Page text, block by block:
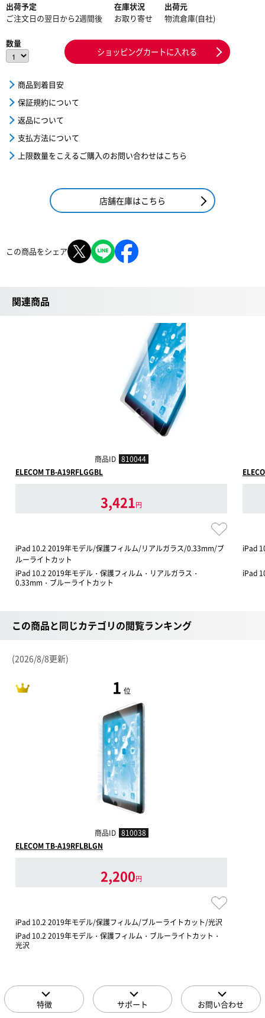
出荷予定
ご注文日の翌日から2週間後
在庫状況
お取り寄せ
出荷元
物流倉庫(自社)
数量
ショッピングカートに入れる
商品到着目安
保証規約について
返品について
支払方法について
上限数量をこえるご購入のお問い合わせはこちら
店舗在庫はこちら
この商品をシェア
関連商品
商品ID 810044
ELECOM TB-A19RFLGGBL
3,421円
iPad 10.2 2019年モデル/保護フィルム/リアルガラス/0.33mm/ブ
ルーライトカット
iPad 10.2 2019年モデル・保護フィルム・リアルガラス・
0.33mm・ブルーライトカット
iPad
iPad
この商品と同じカテゴリの閲覧ランキング
(2026/8/8更新)
1 位
商品ID 810038
ELECOM TB-A19RFLBLGN
2,200円
iPad 10.2 2019年モデル/保護フィルム/ブルーライトカット/光沢
iPad 10.2 2019年モデル・保護フィルム・ブルーライトカット・
光沢
特徴 サポート お問い合わせ